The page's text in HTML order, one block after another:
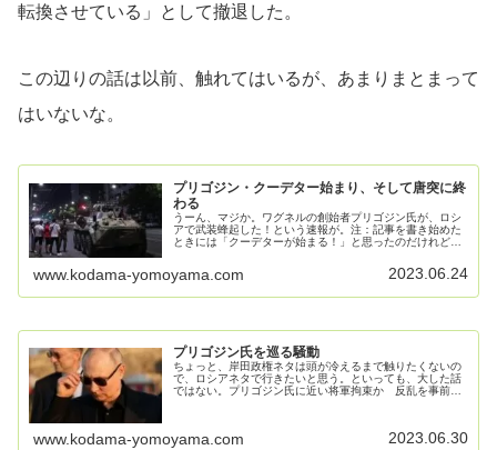
転換させている」として撤退した。
この辺りの話は以前、触れてはいるが、あまりまとまって
はいないな。
プリゴジン・クーデター始まり、そして唐突に終
わる
うーん、マジか。ワグネルの創始者プリゴジン氏が、ロシ
アで武装蜂起した！という速報が。注：記事を書き始めた
ときには「クーデターが始まる！」と思ったのだけれど、
www.kodama-yomoyama.com 2023.06.24
プリゴジン氏を巡る騒動
ちょっと、岸田政権ネタは頭が冷えるまで触りたくないの
で、ロシアネタで行きたいと思う。といっても、大した話
ではない。プリゴジン氏に近い将軍拘束か 反乱を事前把
www.kodama-yomoyama.com 2023.06.30